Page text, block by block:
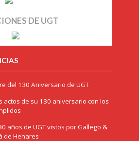
DE UGT
del 130 Aniversario de UGT
actos de su 130 aniversario con los
años de UGT vistos por Gallego &
de Henares